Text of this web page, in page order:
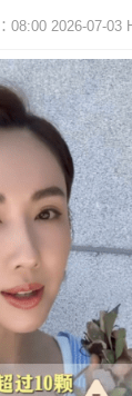
08:00 2026-07-03